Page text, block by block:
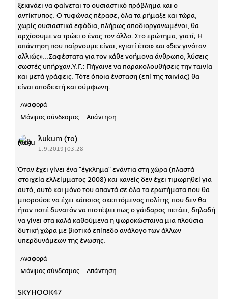
ξεκινάει να φαίνεται το ουσιαστικό πρόβλημα και ο
αντίκτυπος. Ο τυφώνας πέρασε, όλα τα ρήμαξε και τώρα,
χωρίς ουσιαστικά εφόδια, πλήρως αποδιοργανωμένοι, θα
αρχίσουμε να τρώει ο ένας τον άλλο. Στο ερώτημα, γιατί; Η
απάντηση που παίρνουμε είναι, «γιατί έτσι» και «δεν γινόταν
αλλιώς»...Σαφέστατα για τον κάθε νοήμονα άνθρωπο, λύσεις
σωστές υπήρχαν.Υ.Γ.: Πήγαινε να παρακολουθήσεις την ταινία
και μετά γράφεις. Τότε όποια ένσταση (επί της ταινίας) θα
είναι αποδεκτή και σύμφωνη.
Αναφορά
Μόνιμος σύνδεσμος
Απάντηση
λukum (το)
1.9.2019 | 03:28
Όταν έχει γίνει ένα "έγκλημα" ενάντια στη χώρα (πλαστά
στοιχεία ελλείμματος 2008) και κανείς δεν έχει τιμωρηθεί για
αυτό, αυτό και μόνο του απαντά σε όλα τα ερωτήματα που θα
μπορούσε να έχει κάποιος σκεπτόμενος πολίτης που δεν θα
ήταν ποτέ δυνατόν να πιστέψει πως ο γάιδαρος πετάει, δηλαδή
να γίνει στα καλά καθούμενα η ψωροκώσταινα μια πλούσια
δυτική χώρα με βιοτικό επίπεδο ανάλογο των άλλων
υπερδυνάμεων της ένωσης.
Αναφορά
Μόνιμος σύνδεσμος
Απάντηση
SKYHOOK47